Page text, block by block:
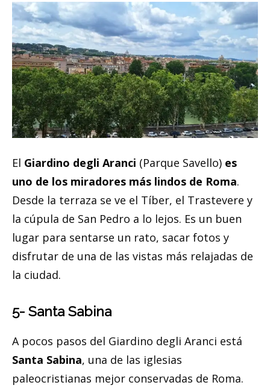
El Giardino degli Aranci (Parque Savello) es
uno de los miradores más lindos de Roma.
Desde la terraza se ve el Tíber, el Trastevere y
la cúpula de San Pedro a lo lejos. Es un buen
lugar para sentarse un rato, sacar fotos y
disfrutar de una de las vistas más relajadas de
la ciudad.
5- Santa Sabina
A pocos pasos del Giardino degli Aranci está
Santa Sabina, una de las iglesias
paleocristianas mejor conservadas de Roma.